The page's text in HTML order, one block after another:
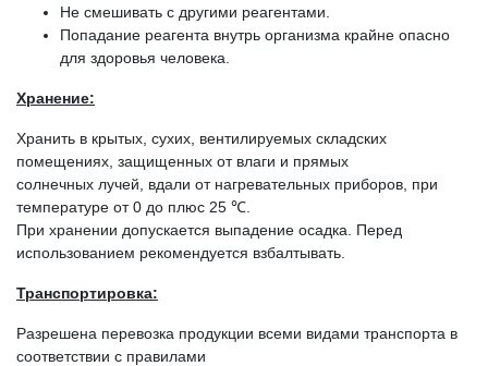
Не смешивать с другими реагентами.
Попадание реагента внутрь организма крайне опасно
для здоровья человека.
Хранение:
Хранить в крытых, сухих, вентилируемых складских
помещениях, защищенных от влаги и прямых
солнечных лучей, вдали от нагревательных приборов, при
температуре от 0 до плюс 25 ℃.
При хранении допускается выпадение осадка. Перед
использованием рекомендуется взбалтывать.
Транспортировка:
Разрешена перевозка продукции всеми видами транспорта в
соответствии с правилами